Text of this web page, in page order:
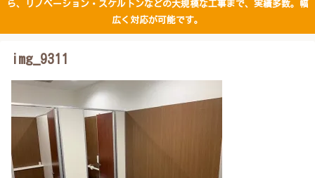
ら、リノベーション・スケルトンなどの大規模な工事まで、実績多数。幅
広く対応が可能です。
img_9311